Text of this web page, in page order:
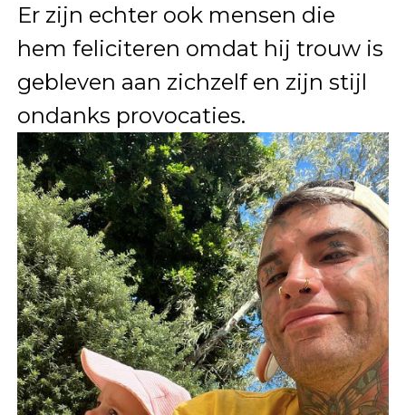
Er zijn echter ook mensen die
hem feliciteren omdat hij trouw is
gebleven aan zichzelf en zijn stijl
ondanks provocaties.